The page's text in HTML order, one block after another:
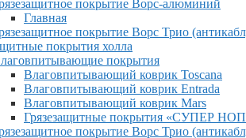
покрытие Ворс-алюминий
Главная
покрытие Ворс Трио
покрытия холла
покрытия
Влаговпитывающий коврик Toscana
Влаговпитывающий коврик Entrada
Влаговпитывающий коврик Mars
Грязезащитные покрытия «СУПЕР
покрытие Ворс Трио